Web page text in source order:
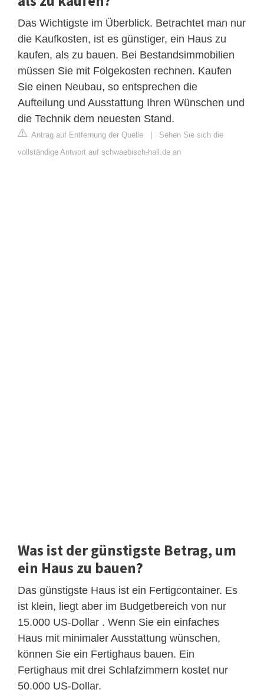
Das Wichtigste im Überblick. Betrachtet man nur
die Kaufkosten, ist es günstiger, ein Haus zu
kaufen, als zu bauen. Bei Bestandsimmobilien
müssen Sie mit Folgekosten rechnen. Kaufen
Sie einen Neubau, so entsprechen die
Aufteilung und Ausstattung Ihren Wünschen und
die Technik dem neuesten Stand.
Antrag auf Entfernung der Quelle | Sehen Sie sich die
vollständige Antwort auf schwaebisch-hall.de an
Was ist der günstigste Betrag, um
ein Haus zu bauen?
Das günstigste Haus ist ein Fertigcontainer. Es
ist klein, liegt aber im Budgetbereich von nur
15.000 US-Dollar . Wenn Sie ein einfaches
Haus mit minimaler Ausstattung wünschen,
können Sie ein Fertighaus bauen. Ein
Fertighaus mit drei Schlafzimmern kostet nur
50.000 US-Dollar.